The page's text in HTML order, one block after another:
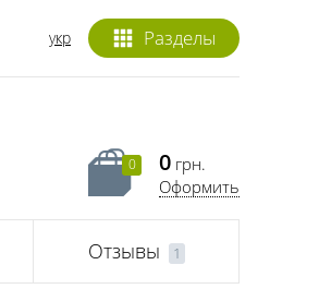
Разделы
укр
0 0 грн.
Оформить
Отзывы 1